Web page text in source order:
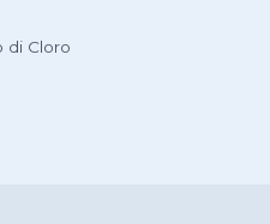
di Cloro